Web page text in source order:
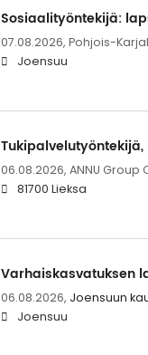
Sosiaalityöntekijä:
07.08.2026, Pohjois-
Joensuu
Tukipalvelutyöntekijä,
06.08.2026, ANNU Group
81700 Lieksa
Varhaiskasvatuksen
06.08.2026, Joensuun
Joensuu